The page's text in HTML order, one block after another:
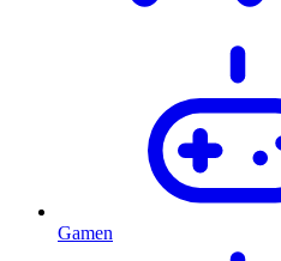
Gamen